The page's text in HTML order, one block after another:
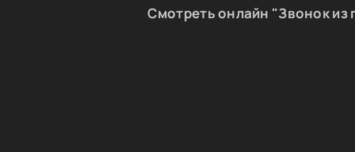
Смотреть онлайн "Звонок из